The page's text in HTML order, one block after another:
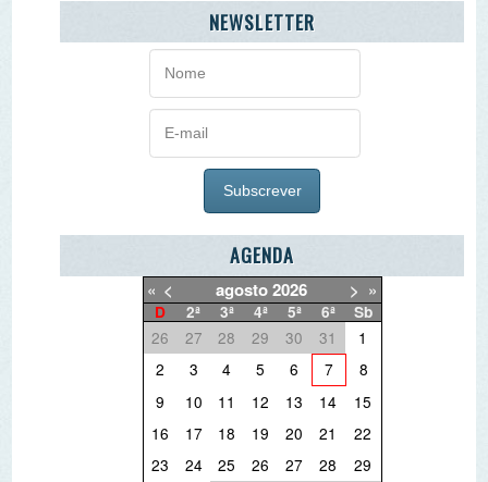
AGENDA
agosto
D 2ª 3ª 4ª 5ª 6ª Sb
27 28
2 3 4 5 6 7 8
12 13 14
18 19 20 21
26 27 28
30
31 1 2 3 4 5
O PORQUÊ DAS NOTÍCIAS